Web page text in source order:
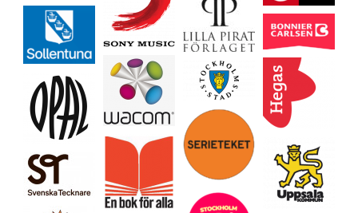
Ladda mer… Följ på Instagram